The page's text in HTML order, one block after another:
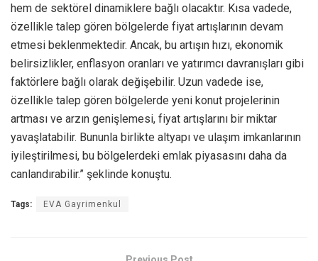
hem de sektörel dinamiklere bağlı olacaktır. Kısa vadede,
özellikle talep gören bölgelerde fiyat artışlarının devam
etmesi beklenmektedir. Ancak, bu artışın hızı, ekonomik
belirsizlikler, enflasyon oranları ve yatırımcı davranışları gibi
faktörlere bağlı olarak değişebilir. Uzun vadede ise,
özellikle talep gören bölgelerde yeni konut projelerinin
artması ve arzın genişlemesi, fiyat artışlarını bir miktar
yavaşlatabilir. Bununla birlikte altyapı ve ulaşım imkanlarının
iyileştirilmesi, bu bölgelerdeki emlak piyasasını daha da
canlandırabilir.” şeklinde konuştu.
Tags: EVA Gayrimenkul